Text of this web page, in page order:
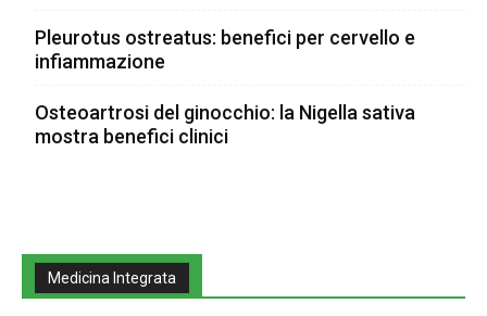
Pleurotus ostreatus: benefici per cervello e
infiammazione
Osteoartrosi del ginocchio: la Nigella sativa
mostra benefici clinici
Medicina Integrata